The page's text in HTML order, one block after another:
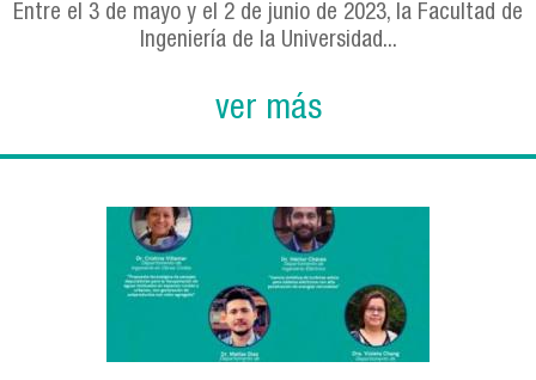
Entre el 3 de mayo y el 2 de junio de 2023, la Facultad de
Ingeniería de la Universidad...
ver más